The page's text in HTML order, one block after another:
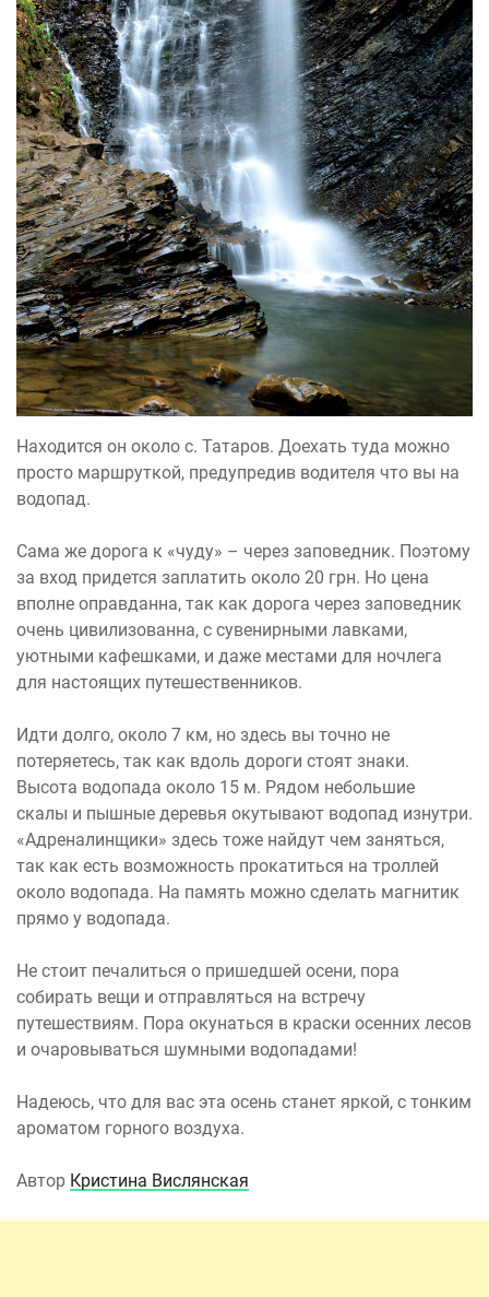
Находится он около с. Татаров. Доехать туда можно
просто маршруткой, предупредив водителя что вы на
водопад.
Сама же дорога к «чуду» – через заповедник. Поэтому
за вход придется заплатить около 20 грн. Но цена
вполне оправданна, так как дорога через заповедник
очень цивилизованна, с сувенирными лавками,
уютными кафешками, и даже местами для ночлега
для настоящих путешественников.
Идти долго, около 7 км, но здесь вы точно не
потеряетесь, так как вдоль дороги стоят знаки.
Высота водопада около 15 м. Рядом небольшие
скалы и пышные деревья окутывают водопад изнутри.
«Адреналинщики» здесь тоже найдут чем заняться,
так как есть возможность прокатиться на троллей
около водопада. На память можно сделать магнитик
прямо у водопада.
Не стоит печалиться о пришедшей осени, пора
собирать вещи и отправляться на встречу
путешествиям. Пора окунаться в краски осенних лесов
и очаровываться шумными водопадами!
Надеюсь, что для вас эта осень станет яркой, с тонким
ароматом горного воздуха.
Автор Кристина Вислянская